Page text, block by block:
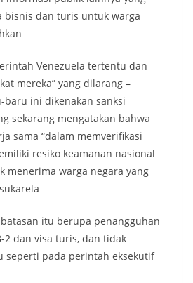
bisnis dan turis untuk warga
Venezuela tertentu dan
mereka” yang dilarang –
ini dikenakan sanksi
sekarang mengatakan bahwa
sama “dalam memverifikasi
resiko keamanan nasional
menerima warga negara yang
itu berupa penangguhan
2 dan visa turis, dan tidak
seperti pada perintah eksekutif